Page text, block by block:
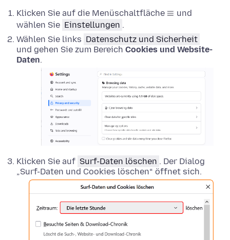
Klicken Sie auf die Menüschaltfläche
und
wählen Sie Einstellungen .
Wählen Sie links Datenschutz und Sicherheit
und gehen Sie zum Bereich Cookies und Website-
Daten.
Klicken Sie auf Surf-Daten löschen . Der Dialog
„Surf-Daten und Cookies löschen“ öffnet sich.